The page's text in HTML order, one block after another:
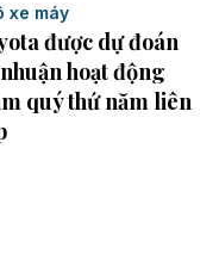
xe máy
được dự đoán
hoạt động
quý thứ năm liên